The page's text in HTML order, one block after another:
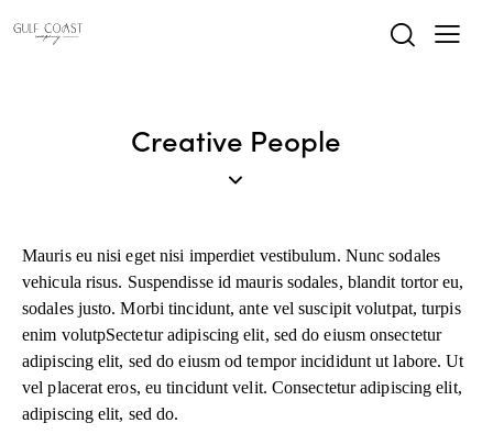
Creative People
Mauris eu nisi eget nisi imperdiet vestibulum. Nunc sodales
vehicula risus. Suspendisse id mauris sodales, blandit tortor eu,
sodales justo. Morbi tincidunt, ante vel suscipit volutpat, turpis
enim volutpSectetur adipiscing elit, sed do eiusm onsectetur
adipiscing elit, sed do eiusm od tempor incididunt ut labore. Ut
vel placerat eros, eu tincidunt velit. Consectetur adipiscing elit,
adipiscing elit, sed do.